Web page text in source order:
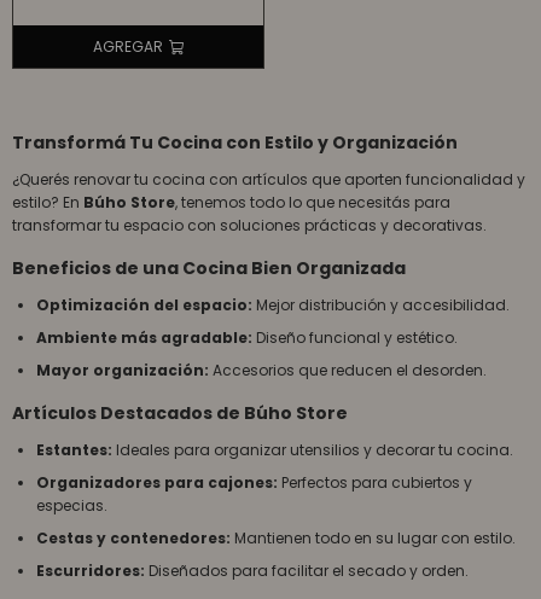
Transformá Tu Cocina con Estilo y Organización
¿Querés renovar tu cocina con artículos que aporten funcionalidad y
estilo? En Búho Store, tenemos todo lo que necesitás para
transformar tu espacio con soluciones prácticas y decorativas.
Beneficios de una Cocina Bien Organizada
Optimización del espacio: Mejor distribución y accesibilidad.
Ambiente más agradable: Diseño funcional y estético.
Mayor organización: Accesorios que reducen el desorden.
Artículos Destacados de Búho Store
Estantes: Ideales para organizar utensilios y decorar tu cocina.
Organizadores para cajones: Perfectos para cubiertos y
especias.
Cestas y contenedores: Mantienen todo en su lugar con estilo.
Escurridores: Diseñados para facilitar el secado y orden.